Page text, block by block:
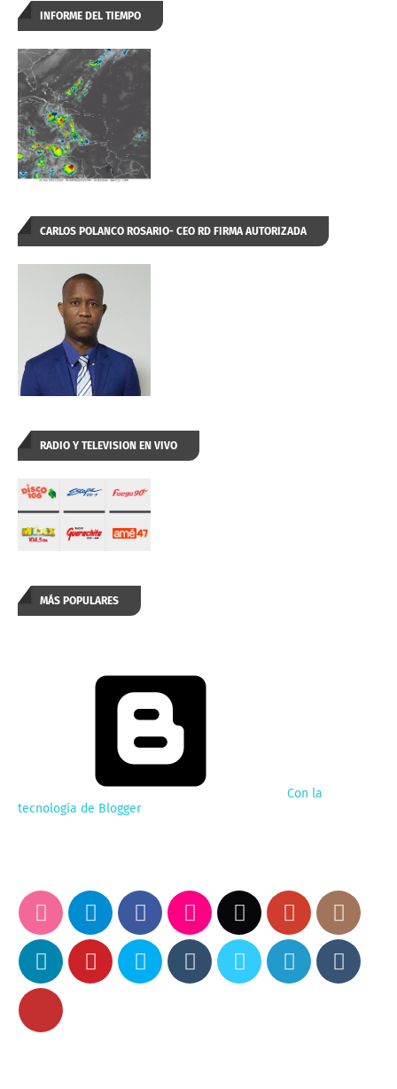
INFORME DEL TIEMPO
CARLOS POLANCO ROSARIO- CEO RD FIRMA AUTORIZADA
RADIO Y TELEVISION EN VIVO
MÁS POPULARES
Con la
tecnología de Blogger